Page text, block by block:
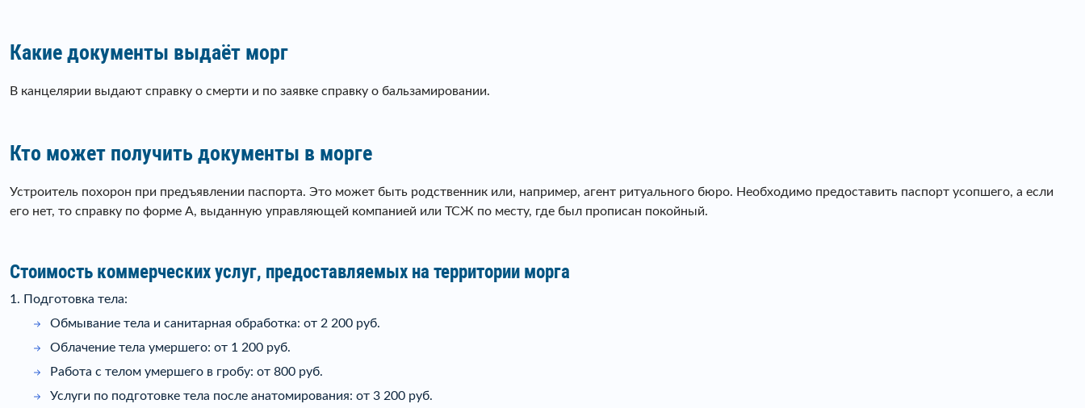
Какие документы выдаёт морг
В канцелярии выдают справку о смерти и по заявке справку о бальзамировании.
Кто может получить документы в морге
Устроитель похорон при предъявлении паспорта. Это может быть родственник или, например, агент ритуального бюро. Необходимо предоставить паспорт усопшего, а если
его нет, то справку по форме А, выданную управляющей компанией или ТСЖ по месту, где был прописан покойный.
Стоимость коммерческих услуг, предоставляемых на территории морга
1. Подготовка тела:
Обмывание тела и санитарная обработка: от 2 200 руб.
Облачение тела умершего: от 1 200 руб.
Работа с телом умершего в гробу: от 800 руб.
Услуги по подготовке тела после анатомирования: от 3 200 руб.